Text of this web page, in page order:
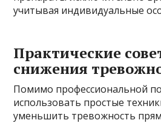
учитывая индивидуальные
Практические
снижения
Помимо профессиональной
использовать простые
уменьшить тревожность